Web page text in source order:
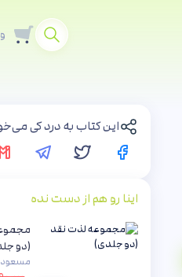
این کتاب به درد کی
اینا رو هم از دست نده
(دو
مسعود